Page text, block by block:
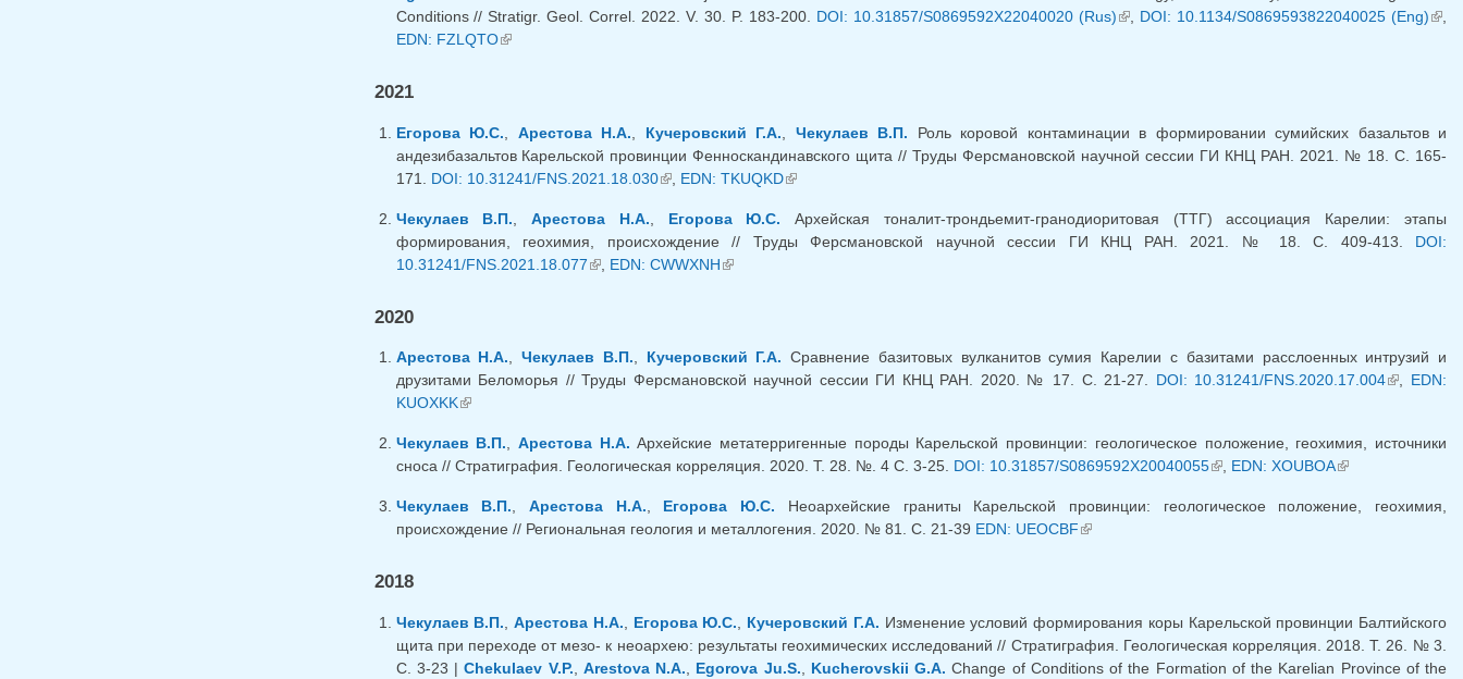
Conditions // Stratigr. Geol. Correl. 2022. V. 30. P. 183-200. DOI: 10.31857/S0869592X22040020 (Rus)(link is external)
, DOI: 10.1134/S0869593822040025 (Eng)
,
EDN: FZLQTO(link is external)
2021
Егорова Ю.С. Арестова Н.А. Кучеровский Г.А. Чекулаев В.П. Роль коровой контаминации в формировании сумийских базальтов и
андезибазальтов Карельской провинции Фенноскандинавского щита // Труды Ферсмановской научной сессии ГИ КНЦ РАН. 2021. № 18. С. 165-
171. DOI: 10.31241/FNS.2021.18.030(link is external)
, EDN: TKUQKD(link is external)
Чекулаев В.П. ,Арестова Н.А. Егорова Ю.С. Архейская тоналит-трондьемит-гранодиоритовая (ТТГ) ассоциация Карелии: этапы
формирования, геохимия, происхождение // Труды Ферсмановской научной сессии ГИ КНЦ РАН. 2021. № 18. С. 409-413. DOI:
10.31241/FNS.2021.18.077(link is external)
, EDN: CWWXNH(link is external)
2020
Арестова Н.А.,Чекулаев В.П., Кучеровский Г.А. Сравнение базитовых вулканитов сумия Карелии с базитами расслоенных интрузий и
друзитами Беломорья // Труды Ферсмановской научной сессии ГИ КНЦ РАН. 2020. № 17. С. 21-27. DOI: 10.31241/FNS.2020.17.004(link is
, EDN:
KUOXKK(link is external)
Чекулаев В.П., Арестова Н.А. Архейские метатерригенные породы Карельской провинции: геологическое положение, геохимия, источники
сноса // Стратиграфия. Геологическая корреляция. 2020. Т. 28. №. 4 С. 3-25. DOI: 10.31857/S0869592X20040055(link is external)
, EDN: XOUBOA(link is external)
Чекулаев В.П., Арестова Н.А., Егорова Ю.С. Неоархейские граниты Карельской провинции: геологическое положение, геохимия,
происхождение // Региональная геология и металлогения. 2020. № 81. С. 21-39 EDN: UEOCBF(link is external)
2018
Чекулаев В.П. Арестова Н.А. Егорова Ю.С. Кучеровский Г.А. Изменение условий формирования коры Карельской провинции Балтийского
щита при переходе от мезо- к неоархею: результаты геохимических исследований // Стратиграфия. Геологическая корреляция. 2018. Т. 26. № 3.
С. 3-23 |Chekulaev V.P. Arestova N.A. Egorova Ju.S. Kucherovskii G.A. Change of Conditions of the Formation of the Karelian Province of the